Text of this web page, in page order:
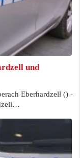
und
Eberhardzell () -